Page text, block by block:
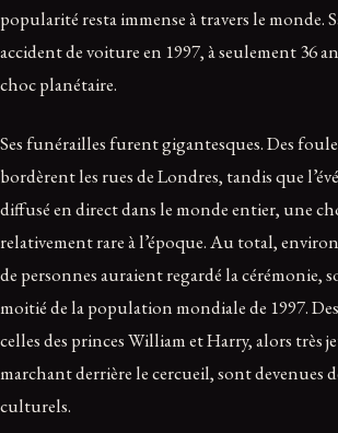
popularité resta immense à travers le monde.
accident de voiture en 1997, à seulement 36
choc planétaire.
Ses funérailles furent gigantesques. Des
bordèrent les rues de Londres, tandis que
diffusé en direct dans le monde entier, une
relativement rare à l’époque. Au total,
de personnes auraient regardé la cérémonie,
moitié de la population mondiale de 1997.
celles des princes William et Harry, alors très
marchant derrière le cercueil, sont devenues
culturels.